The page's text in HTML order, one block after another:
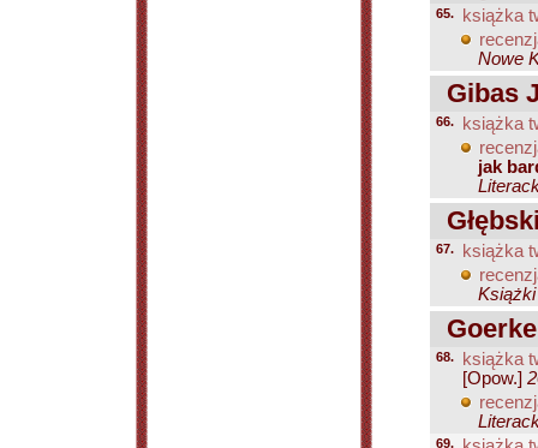
65.
książka
Nowe
Gibas
66.
książka
jak
67.
książka
Książki
68.
książka
[Opow.]
69.